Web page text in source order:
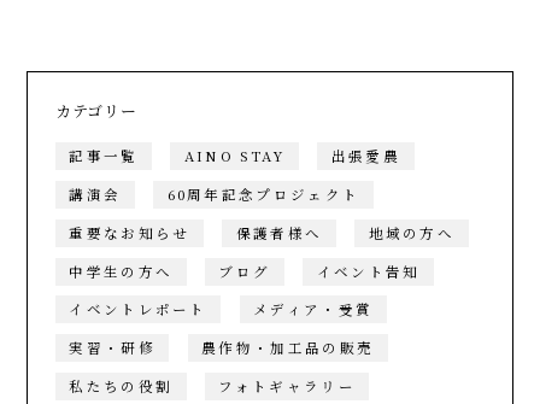
カテゴリー
記事一覧 AINO STAY
出張愛農
講演会
60周年記念プロジェクト
重要なお知らせ
保護者様へ
地域の方へ
中学生の方へ
ブログ
イベント告知
イベントレポート
メディア・受賞
実習・研修
農作物・加工品の販売
私たちの役割
フォトギャラリー